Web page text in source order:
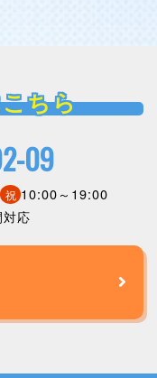
ちら
09
祝 10:00～19:00
応